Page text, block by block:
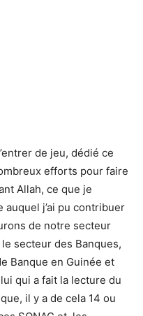
de jeu, dédié ce
efforts pour faire
Allah, ce que je
auquel j’ai pu contribuer
de notre secteur
secteur des Banques,
Banque en Guinée et
qui a fait la lecture du
il y a de cela 14 ou